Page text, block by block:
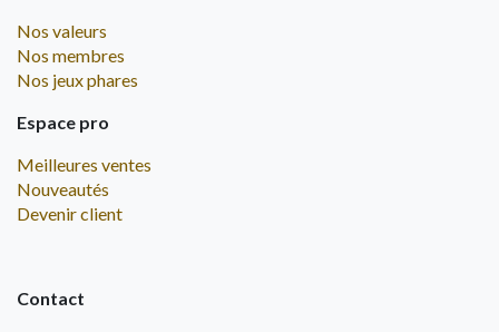
Nos valeurs
Nos membres
Nos jeux phares
Espace pro
Meilleures ventes
Nouveautés
Devenir client
Contact